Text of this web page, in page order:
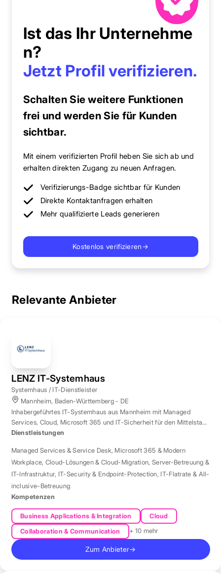
Ist das Ihr Unternehme
n?
Jetzt Profil verifizieren.
Schalten Sie weitere Funktionen
frei und werden Sie für Kunden
sichtbar.
Mit einem verifizierten Profil heben Sie sich ab und
erhalten direkten Zugang zu neuen Anfragen.
Verifizierungs-Badge sichtbar für Kunden
Direkte Kontaktanfragen erhalten
Mehr qualifizierte Leads generieren
Kostenlos verifizieren→
Relevante Anbieter
LENZ IT-Systemhaus
Systemhaus / IT-Dienstleister
Mannheim, Baden-Württemberg - DE
Inhabergeführtes IT-Systemhaus aus Mannheim mit Managed
Services, Cloud, Microsoft 365 und IT-Sicherheit für den Mittelstand
der Region Rhein-Neckar.
Dienstleistungen
Managed Services & Service Desk, Microsoft 365 & Modern
Workplace, Cloud-Lösungen & Cloud-Migration, Server-Betreuung &
IT-Infrastruktur, IT-Security & Endpoint-Protection, IT-Flatrate & All-
inclusive-Betreuung
Kompetenzen
Business Applications & Integration
Cloud
Collaboration & Communication
+ 10 mehr
Zum Anbieter→